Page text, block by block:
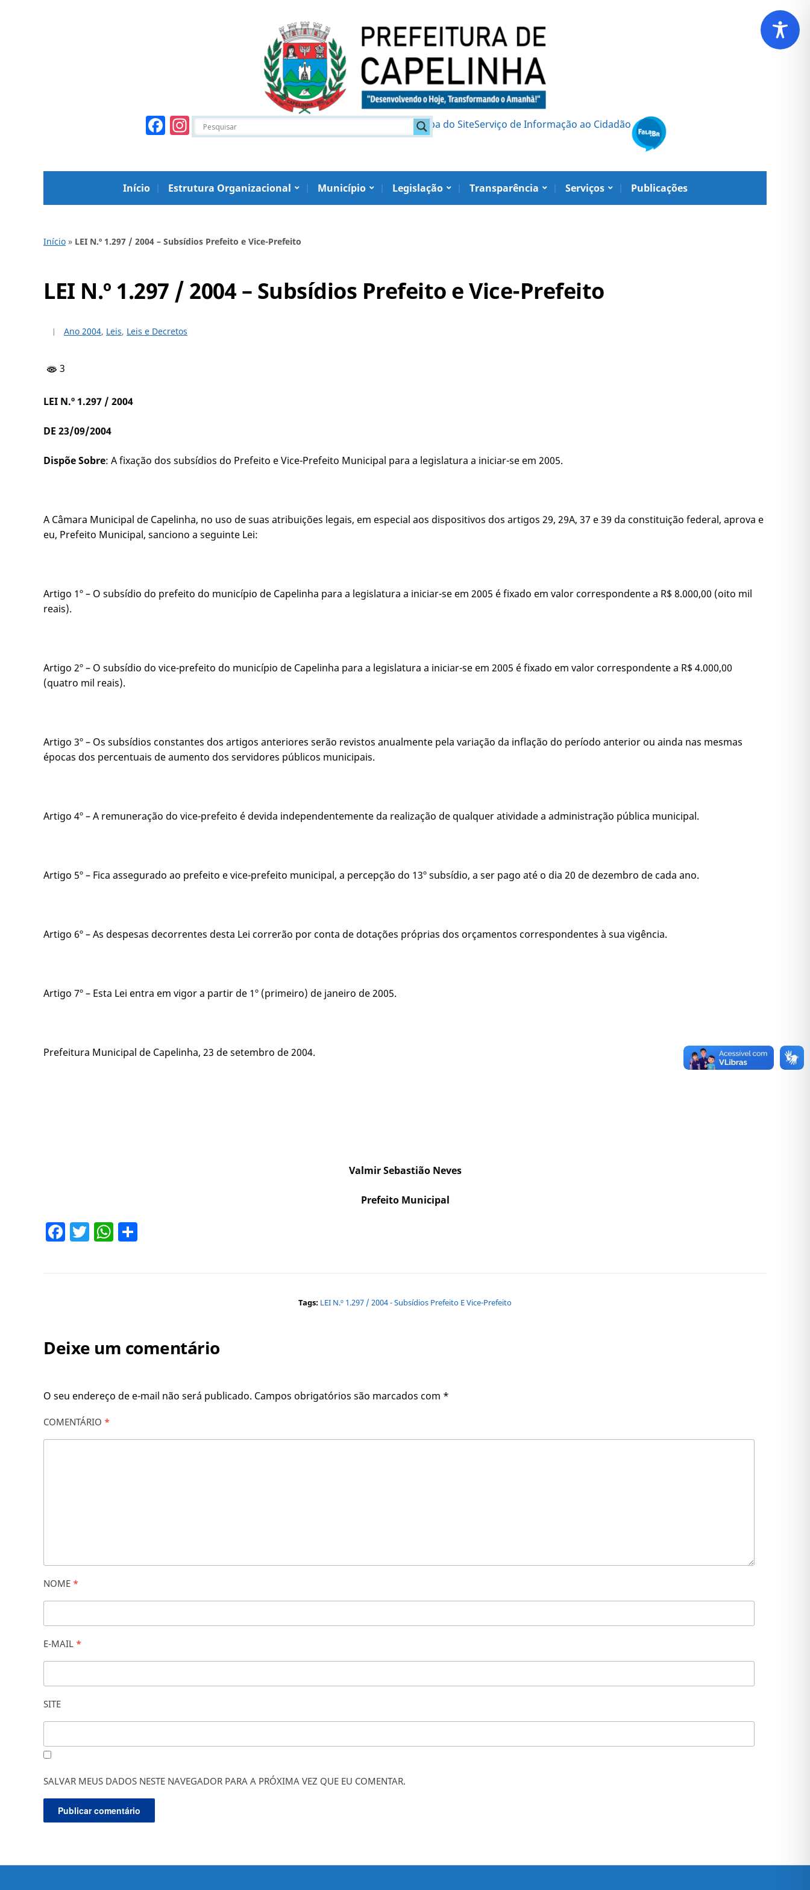
Facebook
Instagram Mapa do SiteServiço de Informação ao Cidadão
Início Estrutura Organizacional Município Legislação Transparência Serviços Publicações
Início » LEI N.º 1.297 / 2004 – Subsídios Prefeito e Vice-Prefeito
LEI N.º 1.297 / 2004 – Subsídios Prefeito e Vice-Prefeito
Ano 2004, Leis, Leis e Decretos
3
LEI N.º 1.297 / 2004
DE 23/09/2004
Dispõe Sobre: A fixação dos subsídios do Prefeito e Vice-Prefeito Municipal para a legislatura a iniciar-se em 2005.
A Câmara Municipal de Capelinha, no uso de suas atribuições legais, em especial aos dispositivos dos artigos 29, 29A, 37 e 39 da constituição federal, aprova e
eu, Prefeito Municipal, sanciono a seguinte Lei:
Artigo 1º – O subsídio do prefeito do município de Capelinha para a legislatura a iniciar-se em 2005 é fixado em valor correspondente a R$ 8.000,00 (oito mil
reais).
Artigo 2º – O subsídio do vice-prefeito do município de Capelinha para a legislatura a iniciar-se em 2005 é fixado em valor correspondente a R$ 4.000,00
(quatro mil reais).
Artigo 3º – Os subsídios constantes dos artigos anteriores serão revistos anualmente pela variação da inflação do período anterior ou ainda nas mesmas
épocas dos percentuais de aumento dos servidores públicos municipais.
Artigo 4º – A remuneração do vice-prefeito é devida independentemente da realização de qualquer atividade a administração pública municipal.
Artigo 5º – Fica assegurado ao prefeito e vice-prefeito municipal, a percepção do 13º subsídio, a ser pago até o dia 20 de dezembro de cada ano.
Artigo 6º – As despesas decorrentes desta Lei correrão por conta de dotações próprias dos orçamentos correspondentes à sua vigência.
Artigo 7º – Esta Lei entra em vigor a partir de 1º (primeiro) de janeiro de 2005.
Prefeitura Municipal de Capelinha, 23 de setembro de 2004.
Valmir Sebastião Neves
Prefeito Municipal
Facebook
TwitterWhatsApp
Tags: LEI N.º 1.297 / 2004 - Subsídios Prefeito E Vice-Prefeito
Deixe um comentário
O seu endereço de e-mail não será publicado. Campos obrigatórios são marcados com *
COMENTÁRIO *
NOME *
E-MAIL *
SITE
SALVAR MEUS DADOS NESTE NAVEGADOR PARA A PRÓXIMA VEZ QUE EU COMENTAR.